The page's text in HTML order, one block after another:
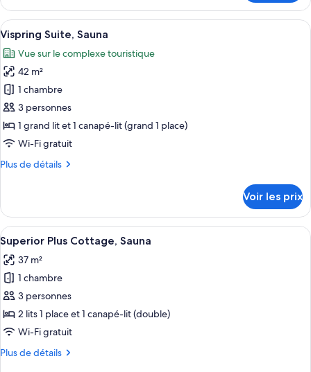
le
type
de
chambre
Tempur
Suite,
Sauna
Afficher
toutes
les
photos
pour
ce
type
de
chambre :
Vispring
Un salon moderne avec un canapé,
10
Vispring Suite, Sauna
Vue sur le complexe touristique
42 m²
1 chambre
3 personnes
1 grand lit et 1 canapé-lit (grand 1 place)
Wi-Fi gratuit
Plus de détails
Plus
le
type
de
chambre
Vispring
Suite,
Sauna
Voir les prix
Afficher
toutes
les
photos
pour
ce
type
chambre :
Superior Plus Cottage, Sauna |
3
Superior Plus Cottage, Sauna
37 m²
1 chambre
3 personnes
2 lits 1 place et 1 canapé-lit (double)
Wi-Fi gratuit
Plus de détails
Plus